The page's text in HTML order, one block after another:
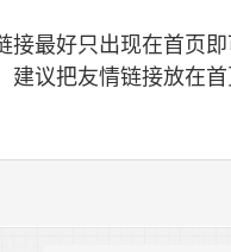
最好只出现在首页
议把友情链接放在首